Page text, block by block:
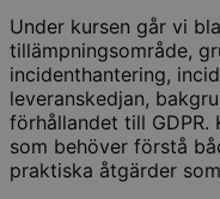
Under kursen går vi
tillämpningsområde,
incidenthantering,
leveranskedjan,
förhållandet till GDPR.
som behöver förstå
praktiska åtgärder